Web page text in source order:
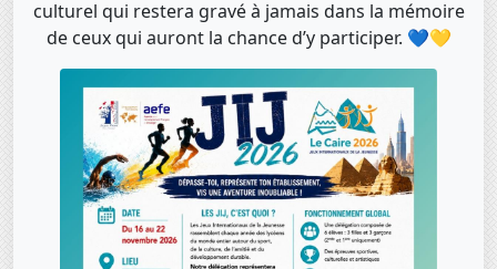
culturel qui restera gravé à jamais dans la mémoire
de ceux qui auront la chance d’y participer. 💙💛